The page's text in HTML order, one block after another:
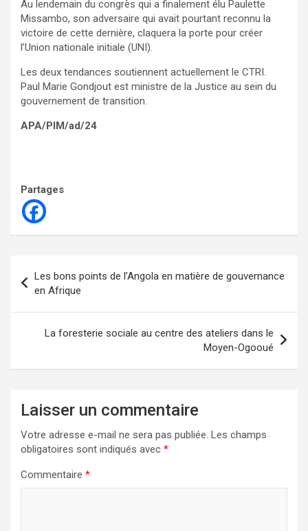
Au lendemain du congrès qui a finalement élu Paulette
Missambo, son adversaire qui avait pourtant reconnu la
victoire de cette dernière, claquera la porte pour créer
l’Union nationale initiale (UNI).
Les deux tendances soutiennent actuellement le CTRI.
Paul Marie Gondjout est ministre de la Justice au sein du
gouvernement de transition.
APA/PIM/ad/24
Partages
de
l’article
Les bons points de l’Angola en matière de gouvernance
en Afrique
La foresterie sociale au centre des ateliers dans le
Moyen-Ogooué
Laisser un commentaire
Votre adresse e-mail ne sera pas publiée. Les champs
obligatoires sont indiqués avec *
Commentaire *